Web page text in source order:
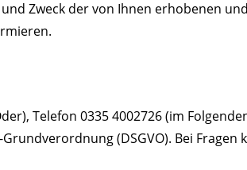
Zweck der von Ihnen erhobenen
Telefon 0335 4002726 (im
(DSGVO). Bei Fragen